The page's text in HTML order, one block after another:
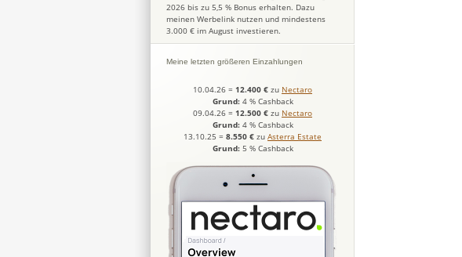
2026 bis zu 5,5 % Bonus erhalten. Dazu
meinen Werbelink nutzen und mindestens
3.000 € im August investieren.
Meine letzten größeren Einzahlungen
10.04.26 = 12.400 € zu Nectaro
Grund: 4 % Cashback
09.04.26 = 12.500 € zu Nectaro
Grund: 4 % Cashback
13.10.25 = 8.550 € zu Asterra Estate
Grund: 5 % Cashback